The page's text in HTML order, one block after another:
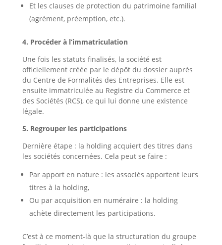
Et les clauses de protection du patrimoine familial
(agrément, préemption, etc.).
4. Procéder à l’immatriculation
Une fois les statuts finalisés, la société est
officiellement créée par le dépôt du dossier auprès
du Centre de Formalités des Entreprises. Elle est
ensuite immatriculée au Registre du Commerce et
des Sociétés (RCS), ce qui lui donne une existence
légale.
5. Regrouper les participations
Dernière étape : la holding acquiert des titres dans
les sociétés concernées. Cela peut se faire :
Par apport en nature : les associés apportent leurs
titres à la holding,
Ou par acquisition en numéraire : la holding
achète directement les participations.
C’est à ce moment-là que la structuration du groupe